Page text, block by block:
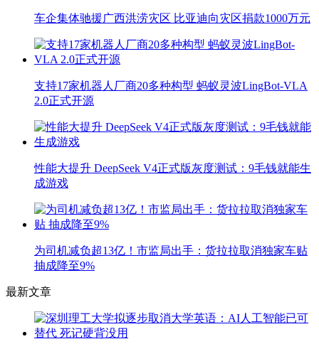
车企集体驰援广西洪涝灾区 比亚迪向灾区捐款1000万元
支持17家机器人厂商20多种构型 蚂蚁灵波LingBot-VLA
2.0正式开源
性能大提升 DeepSeek V4正式版灰度测试：9毛钱就能生
成游戏
为司机减负超13亿！市监局出手：货拉拉取消独家车贴
抽成降至9%
最新文章